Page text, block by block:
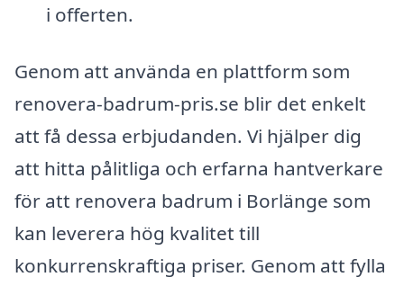
i offerten.
Genom att använda en plattform som
renovera-badrum-pris.se blir det enkelt
att få dessa erbjudanden. Vi hjälper dig
att hitta pålitliga och erfarna hantverkare
för att renovera badrum i Borlänge som
kan leverera hög kvalitet till
konkurrenskraftiga priser. Genom att fylla